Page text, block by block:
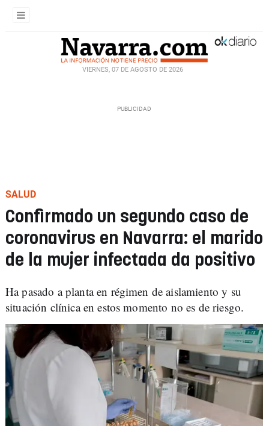
VIERNES, 07 DE AGOSTO DE 2026
SALUD
Confirmado un segundo caso de
coronavirus en Navarra: el marido
de la mujer infectada da positivo
Ha pasado a planta en régimen de aislamiento y su
situación clínica en estos momento no es de riesgo.